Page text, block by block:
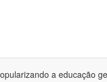
a educação